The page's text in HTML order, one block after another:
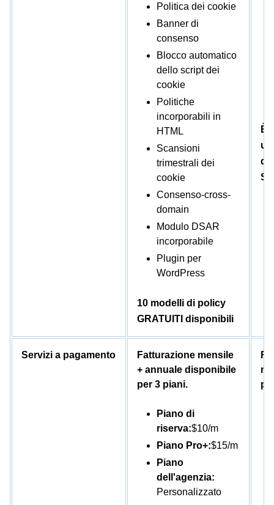
Politica dei cookie
Banner di
consenso
Blocco automatico
dello script dei
cookie
Politiche
incorporabili in
HTML
Scansioni
trimestrali dei
cookie
Consenso-cross-
domain
Modulo DSAR
incorporabile
Plugin per
WordPress
10 modelli di policy
GRATUITI disponibili
È
di
Servizi a pagamento
Fatturazione mensile
+ annuale disponibile
per 3 piani.
Piano di
riserva:$10/m
Piano Pro+:$15/m
Piano
dell'agenzia:
Personalizzato